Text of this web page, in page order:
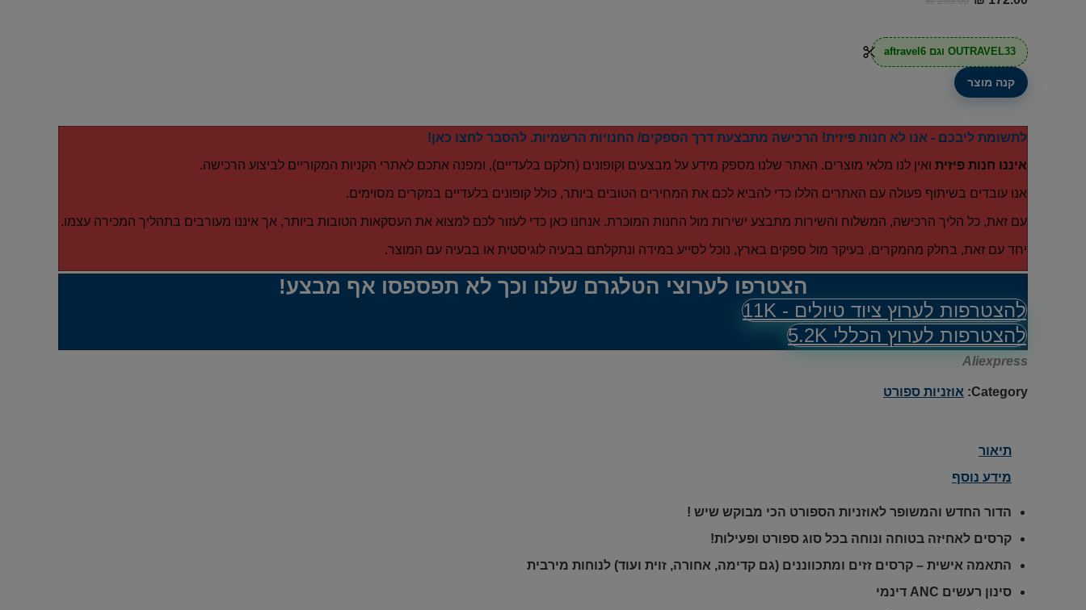
היה:
₪ 299.00.
הוא:
₪ 172.00.
OUTRAVEL33 וגם aftravel6
קנה מוצר
לתשומת ליבכם - אנו לא חנות פיזית! הרכישה מתבצעת דרך הספקים/ החנויות הרשמיות. להסבר לחצו כאן!
איננו חנות פיזית ואין לנו מלאי מוצרים. האתר שלנו מספק מידע על מבצעים וקופונים (חלקם בלעדיים), ומפנה אתכם לאתרי הקניות המקוריים לביצוע הרכישה.
אנו עובדים בשיתוף פעולה עם האתרים הללו כדי להביא לכם את המחירים הטובים ביותר, כולל קופונים בלעדיים במקרים מסוימים.
עם זאת, כל הליך הרכישה, המשלוח והשירות מתבצע ישירות מול החנות המוכרת. אנחנו כאן כדי לעזור לכם למצוא את העסקאות הטובות ביותר, אך איננו מעורבים בתהליך המכירה עצמו.
יחד עם זאת, בחלק מהמקרים, בעיקר מול ספקים בארץ, נוכל לסייע במידה ונתקלתם בבעיה לוגיסטית או בבעיה עם המוצר.
הצטרפו לערוצי הטלגרם שלנו וכך לא תפספסו אף מבצע!
להצטרפות לערוץ ציוד טיולים - 11K
להצטרפות לערוץ הכללי 5.2K
Aliexpress
Category: אוזניות ספורט
תיאור
מידע נוסף
הדור החדש והמשופר לאוזניות הספורט הכי מבוקש שיש !
קרסים לאחיזה בטוחה ונוחה בכל סוג ספורט ופעילות!
התאמה אישית – קרסים זזים ומתכווננים (גם קדימה, אחורה, זוית ועוד) לנוחות מירבית
סינון רעשים ANC דינמי